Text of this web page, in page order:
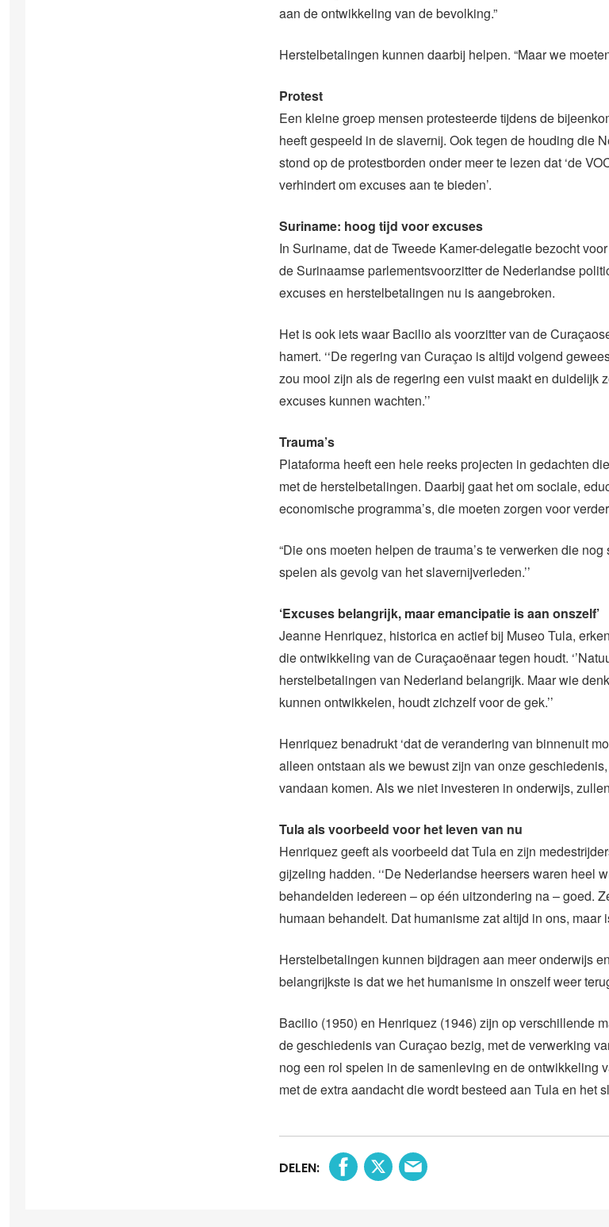
aan de ontwikkeling van de bevolking.”
Herstelbetalingen kunnen daarbij helpen. “Maar we
Protest
Een kleine groep mensen protesteerde tijdens de
heeft gespeeld in de slavernij. Ook tegen de houding die
stond op de protestborden onder meer te lezen dat ‘de
verhindert om excuses aan te bieden’.
Suriname: hoog tijd voor excuses
In Suriname, dat de Tweede Kamer-delegatie bezocht
de Surinaamse parlementsvoorzitter de Nederlandse
excuses en herstelbetalingen nu is aangebroken.
Het is ook iets waar Bacilio als voorzitter van de
hamert. ‘‘De regering van Curaçao is altijd volgend
zou mooi zijn als de regering een vuist maakt en duidelijk
excuses kunnen wachten.’’
Trauma’s
Plataforma heeft een hele reeks projecten in gedachten
met de herstelbetalingen. Daarbij gaat het om sociale,
economische programma’s, die moeten zorgen voor
“Die ons moeten helpen de trauma’s te verwerken die
spelen als gevolg van het slavernijverleden.’’
‘Excuses belangrijk, maar emancipatie is aan onszelf’
Jeanne Henriquez, historica en actief bij Museo Tula,
die ontwikkeling van de Curaçaoënaar tegen houdt.
herstelbetalingen van Nederland belangrijk. Maar wie
kunnen ontwikkelen, houdt zichzelf voor de gek.’’
Henriquez benadrukt ‘dat de verandering van binnenuit
alleen ontstaan als we bewust zijn van onze
vandaan komen. Als we niet investeren in onderwijs,
Tula als voorbeeld voor het leven van nu
Henriquez geeft als voorbeeld dat Tula en zijn
gijzeling hadden. ‘‘De Nederlandse heersers waren heel
behandelden iedereen – op één uitzondering na – goed.
humaan behandelt. Dat humanisme zat altijd in ons, maar
Herstelbetalingen kunnen bijdragen aan meer onderwijs
belangrijkste is dat we het humanisme in onszelf weer
Bacilio (1950) en Henriquez (1946) zijn op verschillende
de geschiedenis van Curaçao bezig, met de verwerking
nog een rol spelen in de samenleving en de ontwikkeling
met de extra aandacht die wordt besteed aan Tula en het
DELEN: